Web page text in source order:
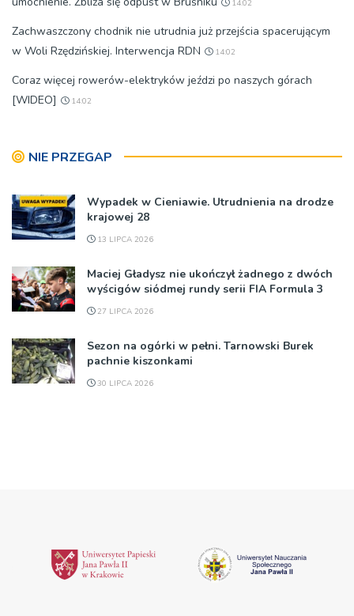
14:02
Zachwaszczony chodnik nie utrudnia już przejścia spacerującym
w Woli Rzędzińskiej. Interwencja RDN
14:02
Coraz więcej rowerów-elektryków jeździ po naszych górach
[WIDEO]
14:02
NIE PRZEGAP
Wypadek w Cieniawie. Utrudnienia na drodze
krajowej 28
13 LIPCA 2026
Maciej Gładysz nie ukończył żadnego z dwóch
wyścigów siódmej rundy serii FIA Formula 3
27 LIPCA 2026
Sezon na ogórki w pełni. Tarnowski Burek
pachnie kiszonkami
30 LIPCA 2026